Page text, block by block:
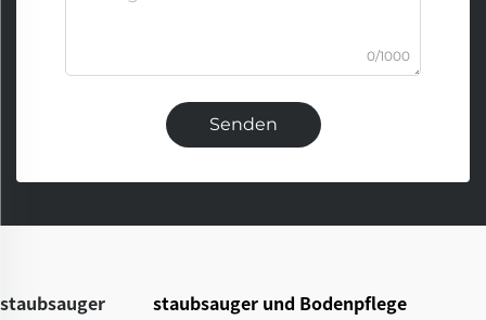
0/1000
Senden
staubsauger
staubsauger und Bodenpflege